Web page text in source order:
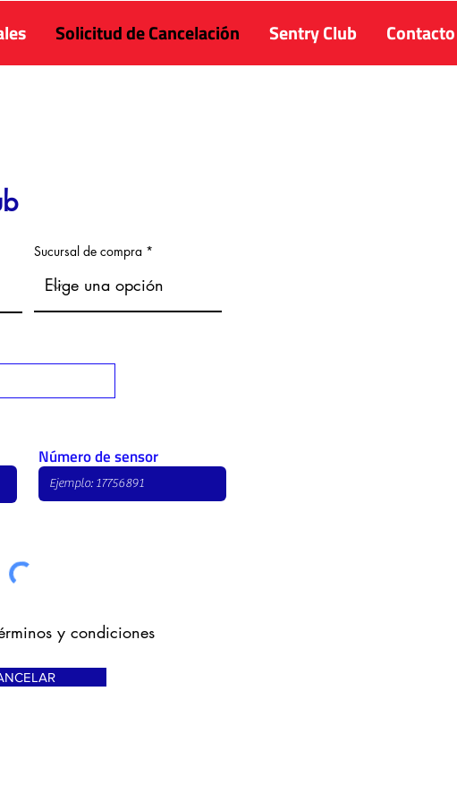
Solicitud de Cancelación Sentry Club Contacto
Sucursal de compra
Número de sensor
y condiciones